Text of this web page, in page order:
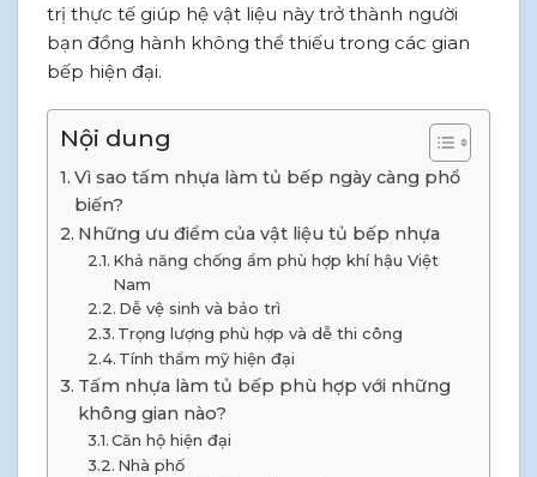
trị thực tế giúp hệ vật liệu này trở thành người
bạn đồng hành không thể thiếu trong các gian
bếp hiện đại.
Nội dung
Vì sao tấm nhựa làm tủ bếp ngày càng phổ
biến?
Những ưu điểm của vật liệu tủ bếp nhựa
Khả năng chống ẩm phù hợp khí hậu Việt
Nam
Dễ vệ sinh và bảo trì
Trọng lượng phù hợp và dễ thi công
Tính thẩm mỹ hiện đại
Tấm nhựa làm tủ bếp phù hợp với những
không gian nào?
Căn hộ hiện đại
Nhà phố